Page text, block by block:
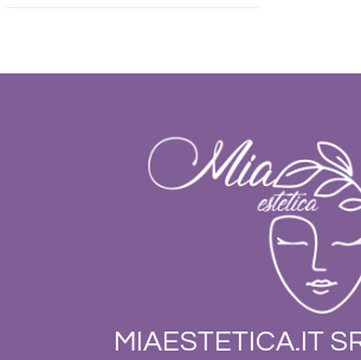
MIAESTETICA.IT